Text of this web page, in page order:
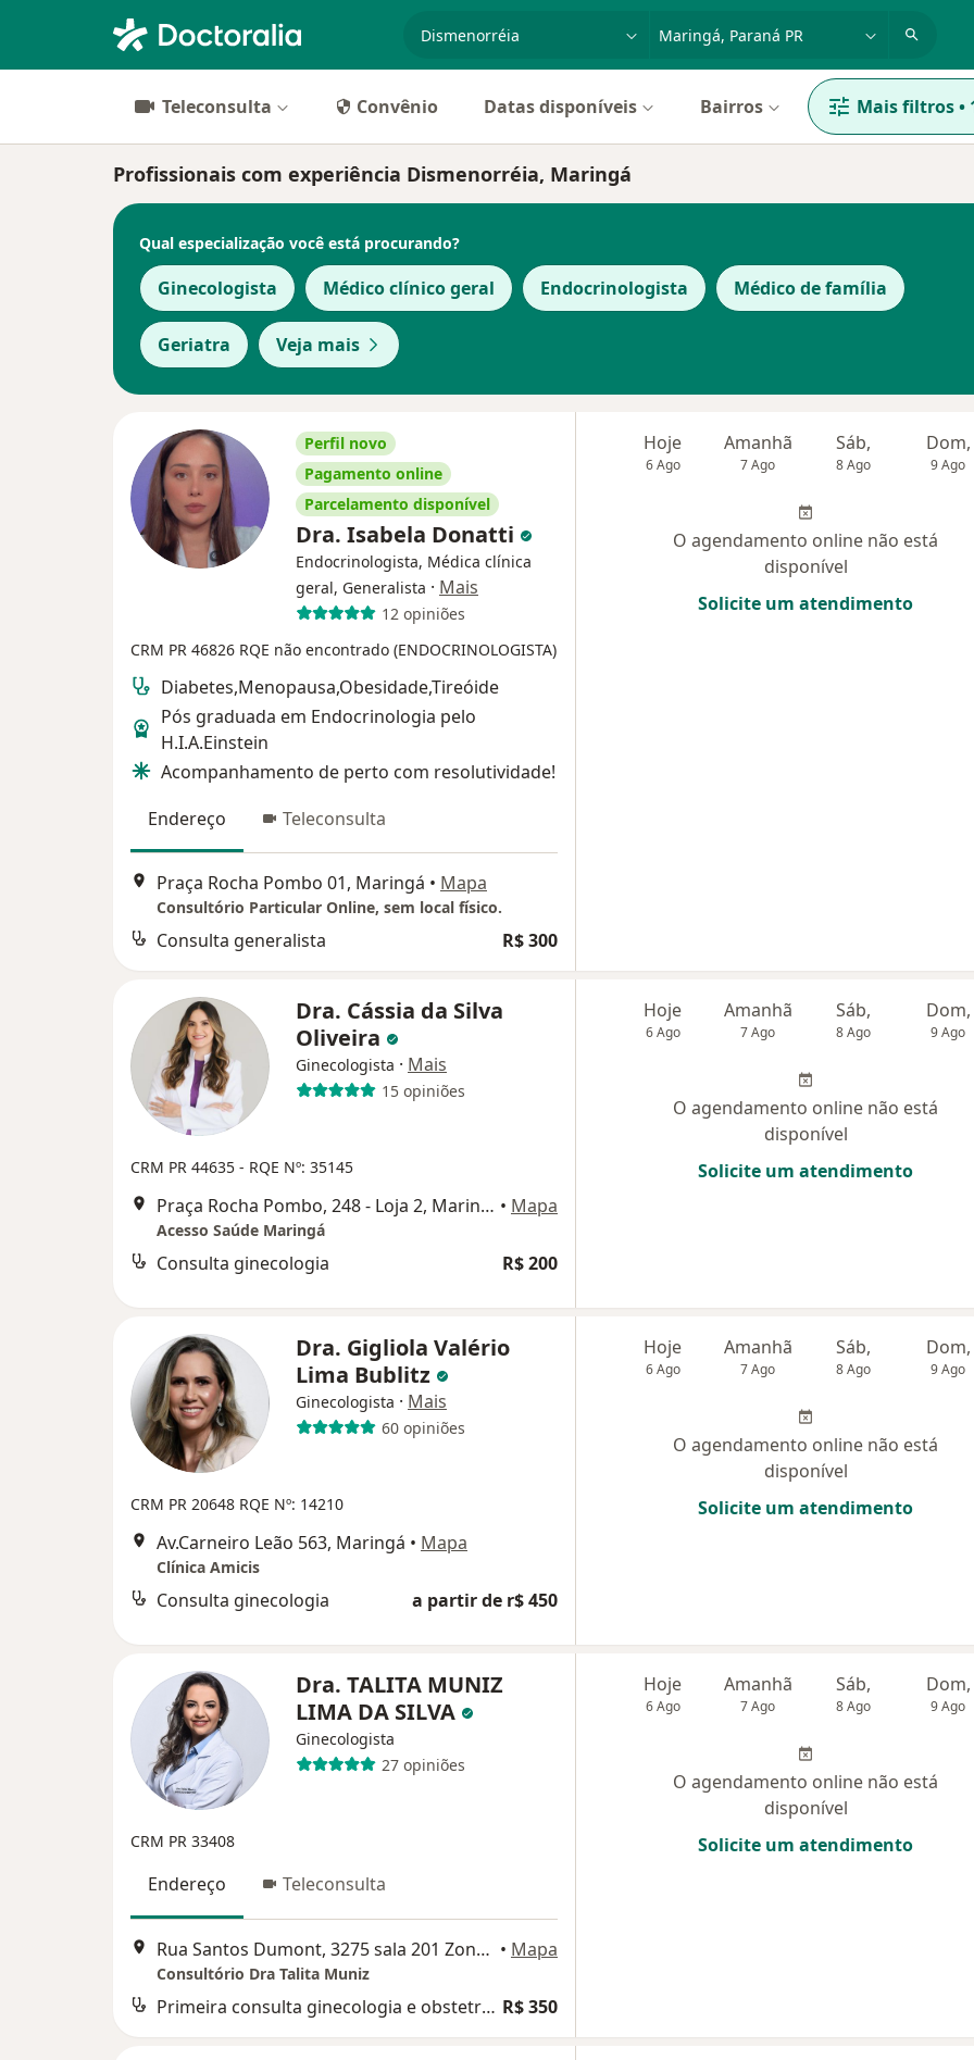
especialidade, doença ou nomecidade ou região
Teleconsulta Convênio Datas disponíveis Bairros Mais filtros•
Profissionais com experiência Dismenorréia, Maringá
Qual especialização você está procurando?
Ginecologista Médico clínico geral Endocrinologista Médico de família
Geriatra Veja mais
Perfil novo
Pagamento online
Parcelamento disponível
Dra. Isabela Donatti
Endocrinologista, Médica clínica
geral, Generalista · Mais
12 opiniões
CRM PR 46826 RQE não encontrado (ENDOCRINOLOGISTA)
Diabetes,Menopausa,Obesidade,Tireóide
Pós graduada em Endocrinologia pelo
H.I.A.Einstein
Acompanhamento de perto com resolutividade!
Endereço
Teleconsulta
Praça Rocha Pombo 01, Maringá • Mapa
Consultório Particular Online, sem local físico.
Consulta generalista R$ 300
Hoje
6 Ago
Amanhã
7 Ago
Sáb,
8 Ago
Dom,
9 Ago
O agendamento online não está
disponível
Solicite um atendimento
Dra. Cássia da Silva
Oliveira
Ginecologista · Mais
15 opiniões
CRM PR 44635 - RQE Nº: 35145
Praça Rocha Pombo, 248 - Loja 2, Maringá • Mapa
Acesso Saúde Maringá
Consulta ginecologia R$ 200
Hoje
6 Ago
Amanhã
7 Ago
Sáb,
8 Ago
Dom,
9 Ago
O agendamento online não está
disponível
Solicite um atendimento
Dra. Gigliola Valério
Lima Bublitz
Ginecologista · Mais
60 opiniões
CRM PR 20648 RQE Nº: 14210
Av.Carneiro Leão 563, Maringá • Mapa
Clínica Amicis
Consulta ginecologia a partir de r$ 450
Hoje
6 Ago
Amanhã
7 Ago
Sáb,
8 Ago
Dom,
9 Ago
O agendamento online não está
disponível
Solicite um atendimento
Dra. TALITA MUNIZ
LIMA DA SILVA
Ginecologista
27 opiniões
CRM PR 33408
Endereço Teleconsulta
Rua Santos Dumont, 3275 sala 201 Zona 3 Maringá-PR, Maringá • Mapa
Consultório Dra Talita Muniz
Primeira consulta ginecologia e obstetrícia R$ 350
Hoje
6 Ago
Amanhã
7 Ago
Sáb,
8 Ago
Dom,
9 Ago
O agendamento online não está
disponível
Solicite um atendimento